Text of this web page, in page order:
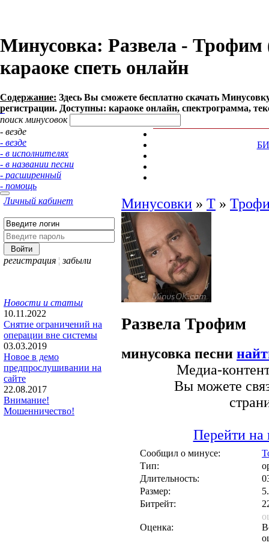
Минусовка: Развела - Трофим
караоке спеть онлайн
Содержание: Здесь Вы сможете бесплатно cкачать
регистрации. Доступны: караоке онлайн, спектрограмма,
поиск минусовок
- везде
- везде
- в исполнителях
- в названии песни
- расширенный
- помощь
Личный кабинет
регистрация ¦ забыли
Новости и статьи
10.11.2022
Снятие ограничений на
операции вне системы
03.03.2019
Новое в демо
предпрослушивании на
сайте
22.08.2017
Внимание!
Мошенничество!
Минусовки » Т »
Развела Трофим
минусовка песни
Медиа-
Вы можете
Перейти на
Сообщил о минусе:
Тип:
Длительность:
Размер:
Битрейт:
Оценка: